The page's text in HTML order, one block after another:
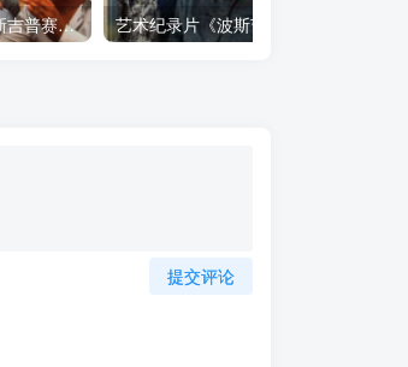
艺术纪录片《世界：新吉普赛之王 This World: The New Gypsy Kings》下载
提交评论